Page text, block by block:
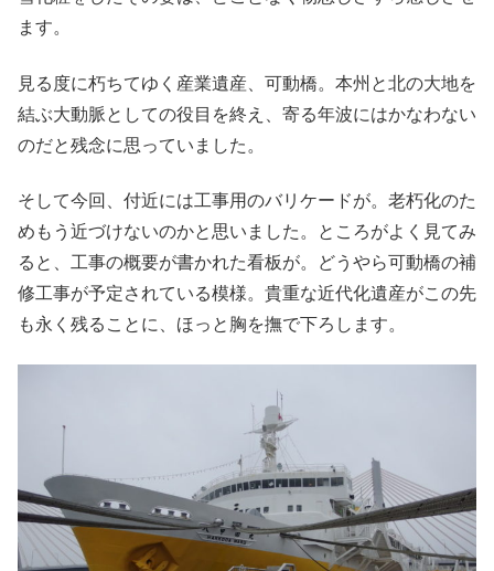
ます。
見る度に朽ちてゆく産業遺産、可動橋。本州と北の大地を
結ぶ大動脈としての役目を終え、寄る年波にはかなわない
のだと残念に思っていました。
そして今回、付近には工事用のバリケードが。老朽化のた
めもう近づけないのかと思いました。ところがよく見てみ
ると、工事の概要が書かれた看板が。どうやら可動橋の補
修工事が予定されている模様。貴重な近代化遺産がこの先
も永く残ることに、ほっと胸を撫で下ろします。